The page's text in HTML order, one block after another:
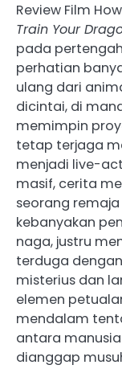
Review Film
Train Your
pada
perhatian
ulang dari
dicintai, di
memimpin
tetap terjaga
menjadi live-
masif, cerita
seorang
kebanyakan
naga, justru
terduga
misterius dan
elemen
mendalam
antara
dianggap